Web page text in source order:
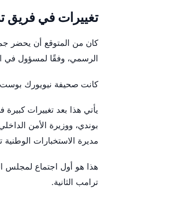
تغييرات في
كان من المتوقع أن يحضر
الرسمي، وفقًا لمسؤول في
كانت صحيفة نيويورك
يأتي هذا بعد تغييرات
بوندي، ووزيرة الأمن
مديرة الاستخبارات الوطنية
ترامب الثانية.